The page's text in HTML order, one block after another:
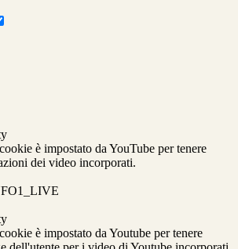
è impostato da YouTube per tenere
dei video incorporati.
è impostato da Youtube per tenere